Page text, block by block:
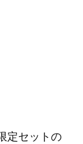
定セットの